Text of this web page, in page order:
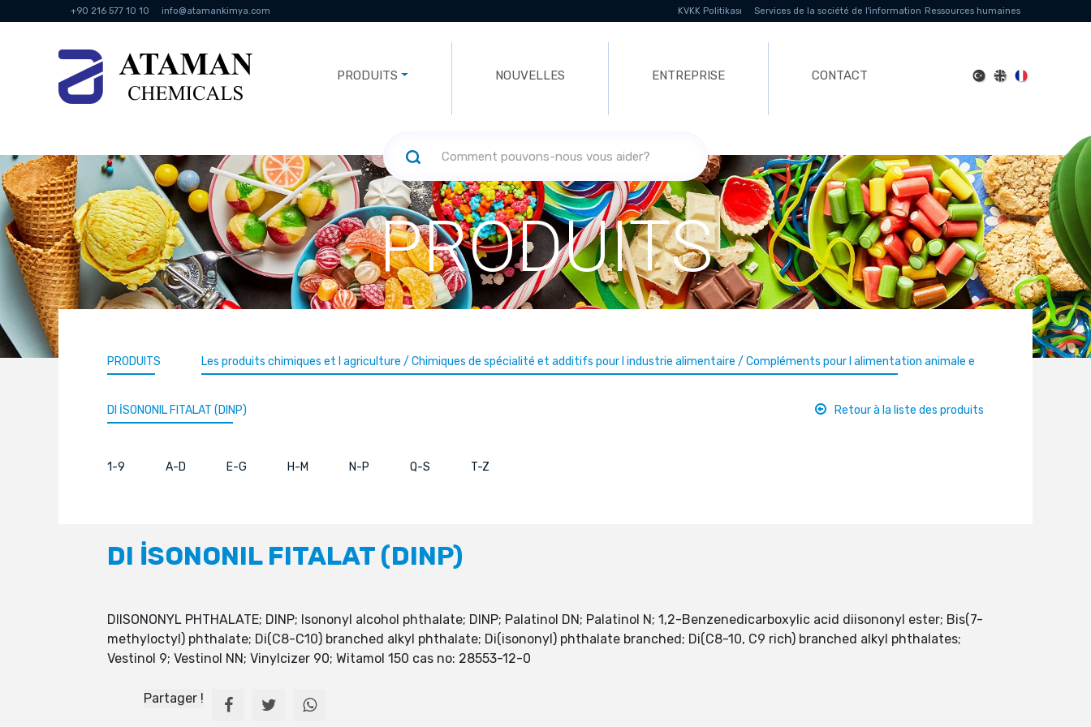
+90 216 577 10 10 info@atamankimya.com KVKK Politikası Services de la société de l'information Ressources humaines
PRODUITS NOUVELLES ENTREPRISE CONTACT
PRODUITS
PRODUITS Les produits chimiques et l agriculture / Chimiques de spécialité et additifs pour l industrie alimentaire / Compléments pour l alimentation animale e
DI İSONONIL FITALAT (DINP) Retour à la liste des produits
1-9 A-D E-G H-M N-P Q-S T-Z
DI İSONONIL FITALAT (DINP)
DIISONONYL PHTHALATE; DINP; Isononyl alcohol phthalate; DINP; Palatinol DN; Palatinol N; 1,2-Benzenedicarboxylic acid diisononyl ester; Bis(7-
methyloctyl) phthalate; Di(C8-C10) branched alkyl phthalate; Di(isononyl) phthalate branched; Di(C8-10, C9 rich) branched alkyl phthalates;
Vestinol 9; Vestinol NN; Vinylcizer 90; Witamol 150 cas no: 28553-12-0
Partager !